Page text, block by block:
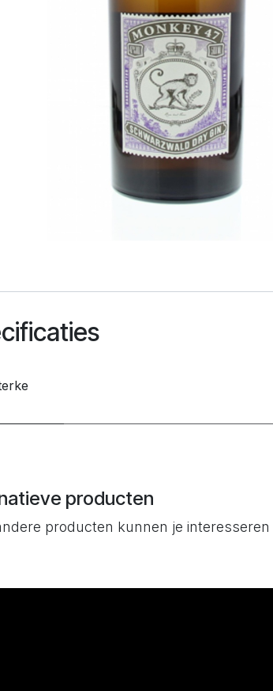
producten
producten kunnen je interesseren